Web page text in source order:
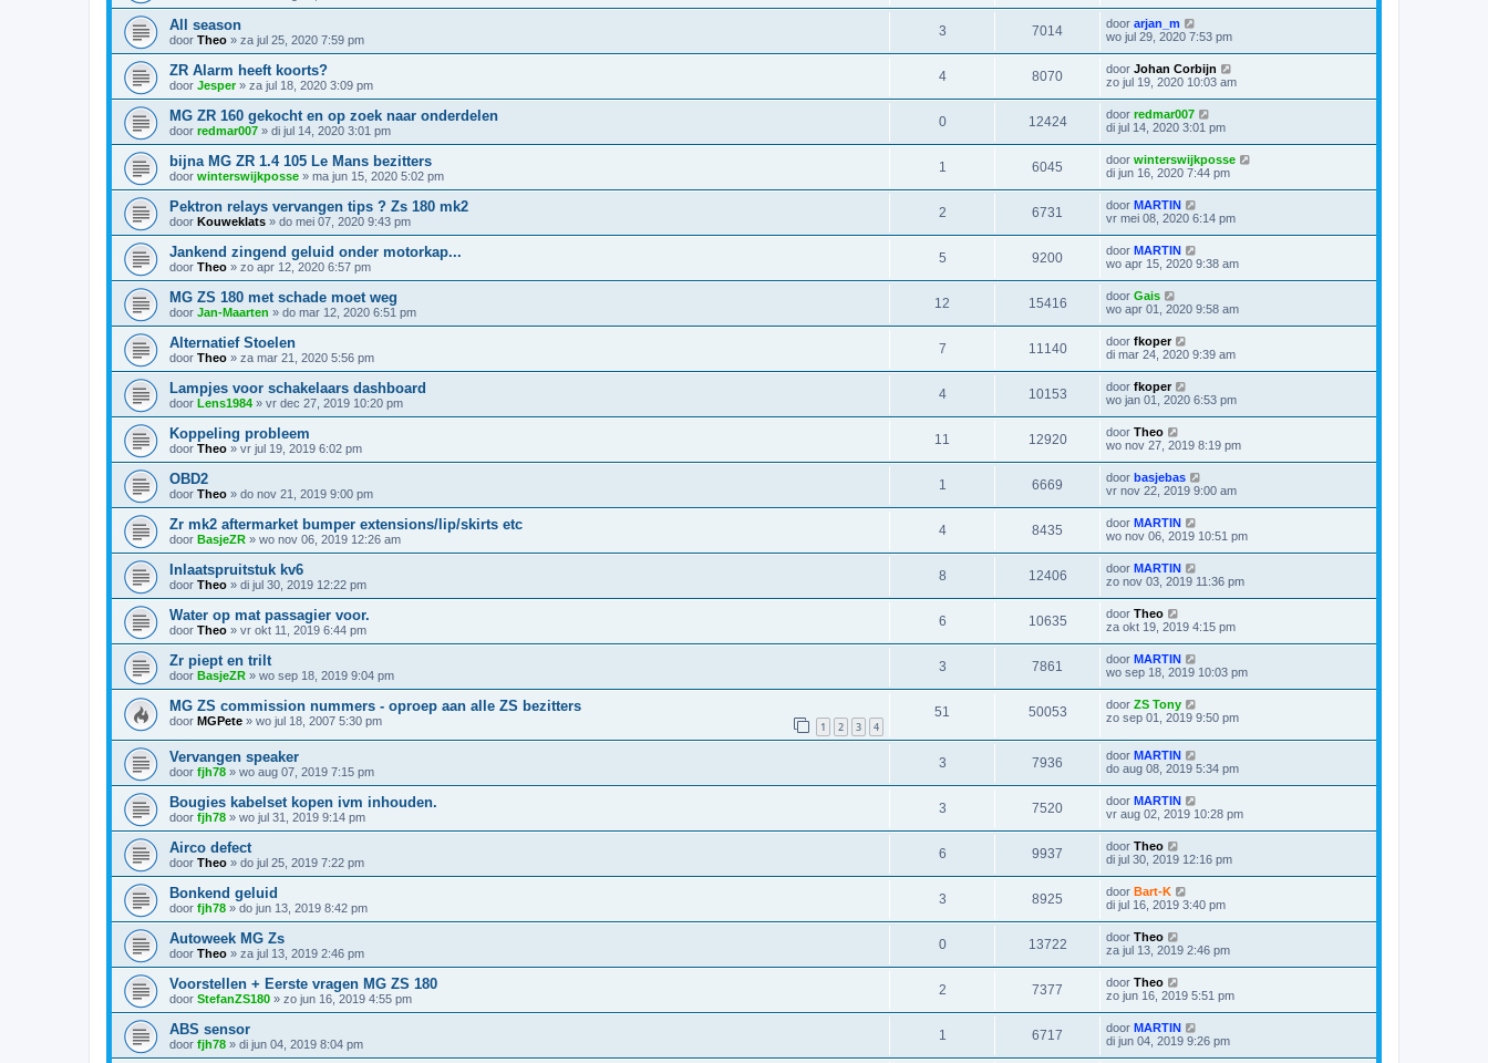
All season
door Theo » za jul 25, 2020 7:59 pm
3 7014 door arjan_m
wo jul 29, 2020 7:53 pm
ZR Alarm heeft koorts?
door Jesper» za jul 18, 2020 3:09 pm
4 8070 door Johan Corbijn
zo jul 19, 2020 10:03 am
MG ZR 160 gekocht en op zoek naar onderdelen
door redmar007 » di jul 14, 2020 3:01 pm
0 12424 door redmar007
di jul 14, 2020 3:01 pm
bijna MG ZR 1.4 105 Le Mans bezitters
door winterswijkposse » ma jun 15, 2020 5:02 pm
1 6045 door winterswijkposse
di jun 16, 2020 7:44 pm
Pektron relays vervangen tips ? Zs 180 mk2
door Kouweklats » do mei 07, 2020 9:43 pm
2 6731 door MARTIN
vr mei 08, 2020 6:14 pm
Jankend zingend geluid onder motorkap...
door Theo » zo apr 12, 2020 6:57 pm
5 9200 door MARTIN
wo apr 15, 2020 9:38 am
MG ZS 180 met schade moet weg
door Jan-Maarten » do mar 12, 2020 6:51 pm
12 15416 door Gais
wo apr 01, 2020 9:58 am
Alternatief Stoelen
door Theo » za mar 21, 2020 5:56 pm
7 11140 door fkoper
di mar 24, 2020 9:39 am
Lampjes voor schakelaars dashboard
door Lens1984 » vr dec 27, 2019 10:20 pm
4 10153 door fkoper
wo jan 01, 2020 6:53 pm
Koppeling probleem
door Theo » vr jul 19, 2019 6:02 pm
11 12920 door Theo
wo nov 27, 2019 8:19 pm
OBD2
door Theo » do nov 21, 2019 9:00 pm
1 6669 door basjebas
vr nov 22, 2019 9:00 am
Zr mk2 aftermarket bumper extensions/lip/skirts etc
door BasjeZR » wo nov 06, 2019 12:26 am
4 8435 door MARTIN
wo nov 06, 2019 10:51 pm
Inlaatspruitstuk kv6
door Theo » di jul 30, 2019 12:22 pm
8 12406 door MARTIN
zo nov 03, 2019 11:36 pm
Water op mat passagier voor.
door Theo » vr okt 11, 2019 6:44 pm
6 10635 door Theo
za okt 19, 2019 4:15 pm
Zr piept en trilt
door BasjeZR » wo sep 18, 2019 9:04 pm
3 7861 door MARTIN
wo sep 18, 2019 10:03 pm
MG ZS commission nummers - oproep aan alle ZS bezitters
door MGPete » wo jul 18, 2007 5:30 pm 1 2 3 4
51 50053 door ZS Tony
zo sep 01, 2019 9:50 pm
Vervangen speaker
door fjh78 » wo aug 07, 2019 7:15 pm
3 7936 door MARTIN
do aug 08, 2019 5:34 pm
Bougies kabelset kopen ivm inhouden.
door fjh78 » wo jul 31, 2019 9:14 pm
3 7520 door MARTIN
vr aug 02, 2019 10:28 pm
Airco defect
door Theo » do jul 25, 2019 7:22 pm
6 9937 door Theo
di jul 30, 2019 12:16 pm
Bonkend geluid
door fjh78 » do jun 13, 2019 8:42 pm
3 8925 door Bart-K
di jul 16, 2019 3:40 pm
Autoweek MG Zs
door Theo » za jul 13, 2019 2:46 pm
0 13722 door Theo
za jul 13, 2019 2:46 pm
Voorstellen + Eerste vragen MG ZS 180
door StefanZS180 » zo jun 16, 2019 4:55 pm
2 7377 door Theo
zo jun 16, 2019 5:51 pm
ABS sensor
door fjh78 » di jun 04, 2019 8:04 pm
1 6717 door MARTIN
di jun 04, 2019 9:26 pm